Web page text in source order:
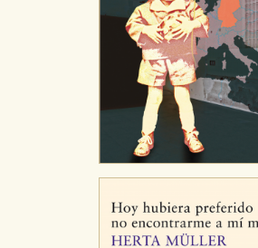
Cookies de publicidad y redes
Estas cookies son gestionadas por
publicitarios y se utilizan para
relevante para sus intereses en
almacenan directamente
que se basan en la identificación
navegador y dispositivo de
GUARDAR CONFIGURACIÓN
Puede consultar nuestrapolítica de